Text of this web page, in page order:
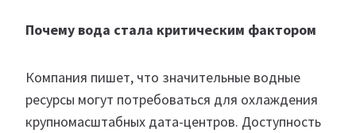
Почему вода стала критическим фактором
Компания пишет, что значительные водные
ресурсы могут потребоваться для охлаждения
крупномасштабных дата-центров. Доступность